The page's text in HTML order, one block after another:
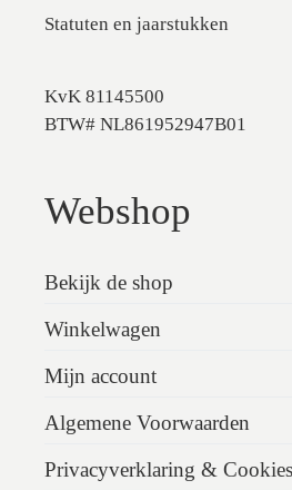
Statuten en jaarstukken
KvK 81145500
BTW# NL861952947B01
Webshop
Bekijk de shop
Winkelwagen
Mijn account
Algemene Voorwaarden
Privacyverklaring & Cookies